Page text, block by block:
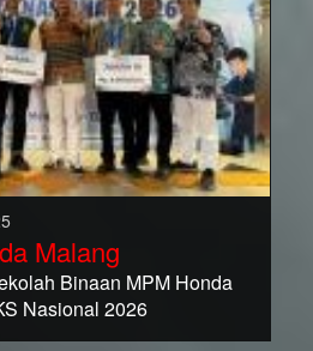
Malang
Binaan MPM Honda
Nasional 2026